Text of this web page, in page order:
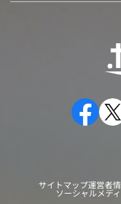
サイトマップ運営者
ソーシャルメデ